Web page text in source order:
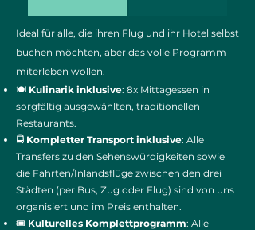
Ideal für alle, die ihren Flug und ihr Hotel selbst
buchen möchten, aber das volle Programm
miterleben wollen.
🍽️ Kulinarik inklusive: 8x Mittagessen in
sorgfältig ausgewählten, traditionellen
Restaurants.
🚍 Kompletter Transport inklusive: Alle
Transfers zu den Sehenswürdigkeiten sowie
die Fahrten/Inlandsflüge zwischen den drei
Städten (per Bus, Zug oder Flug) sind von uns
organisiert und im Preis enthalten.
🎟️ Kulturelles Komplettprogramm: Alle